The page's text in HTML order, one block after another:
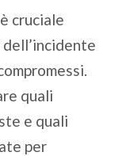
cruciale
quali
e quali
per